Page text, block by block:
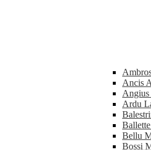
Ancis
Angius
Ardu
Bellu
Bossi